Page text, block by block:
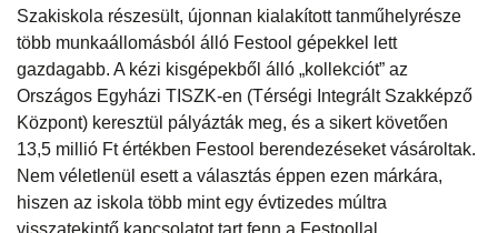
Szakiskola részesült, újonnan kialakított tanműhelyrésze
több munkaállomásból álló Festool gépekkel lett
gazdagabb. A kézi kisgépekből álló „kollekciót” az
Országos Egyházi TISZK-en (Térségi Integrált Szakképző
Központ) keresztül pályázták meg, és a sikert követően
13,5 millió Ft értékben Festool berendezéseket vásároltak.
Nem véletlenül esett a választás éppen ezen márkára,
hiszen az iskola több mint egy évtizedes múltra
visszatekintő kapcsolatot tart fenn a Festoollal.